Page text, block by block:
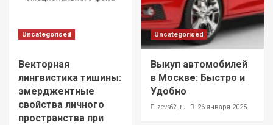
Uncategorised
Векторная
лингвистика тишины:
эмерджентные
свойства личного
пространства при
Uncategorised
Выкуп автомобилей
в Москве: Быстро и
Удобно
zevs62_ru 26 января 2025